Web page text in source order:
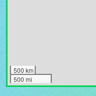
500 km
500 mi